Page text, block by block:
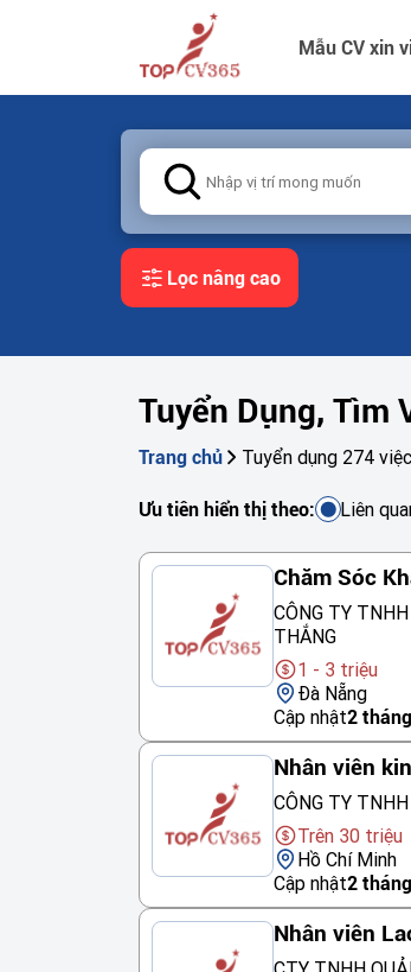
Mẫu CV xin
Lọc nâng cao
Tuyển Dụng, Tìm
Trang chủ Tuyển dụng 274
Ưu tiên hiển thị theo: Liên
Chăm Sóc
CÔNG TY
THẮNG
1 - 3 triệu
Đà Nẵng
Cập nhật2
Nhân viên
CÔNG TY
Trên 30 triệu
Hồ Chí Minh
Cập nhật2
Nhân viên